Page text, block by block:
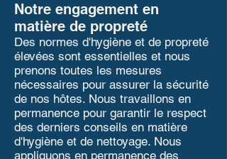
Notre engagement en
matière de propreté
Des normes d'hygiène et de propreté
élevées sont essentielles et nous
prenons toutes les mesures
nécessaires pour assurer la sécurité
de nos hôtes. Nous travaillons en
permanence pour garantir le respect
des derniers conseils en matière
d'hygiène et de nettoyage. Nous
appliquons en permanence des